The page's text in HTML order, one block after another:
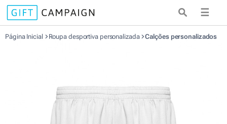
☰
Página Inicial Roupa desportiva personalizada Calções personalizados